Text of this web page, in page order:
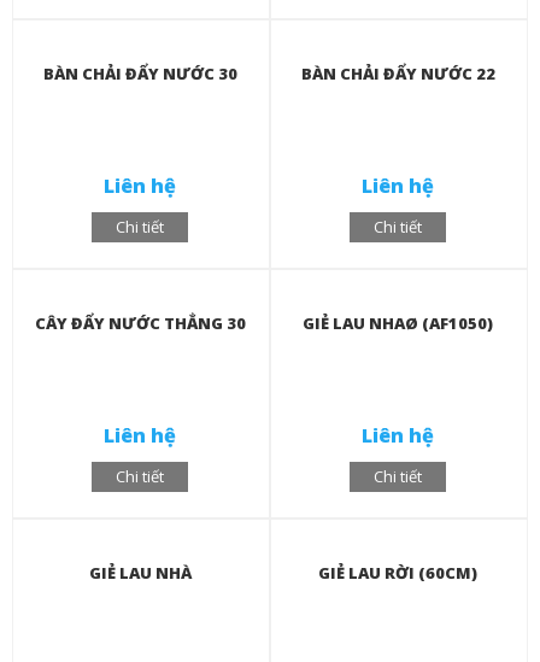
BÀN CHẢI ĐẨY NƯỚC 30
Liên hệ
Chi tiết
BÀN CHẢI ĐẨY NƯỚC 22
Liên hệ
Chi tiết
CÂY ĐẨY NƯỚC THẲNG 30
Liên hệ
Chi tiết
GIẺ LAU NHAØ (AF1050)
Liên hệ
Chi tiết
GIẺ LAU NHÀ GIẺ LAU RỜI (60CM)